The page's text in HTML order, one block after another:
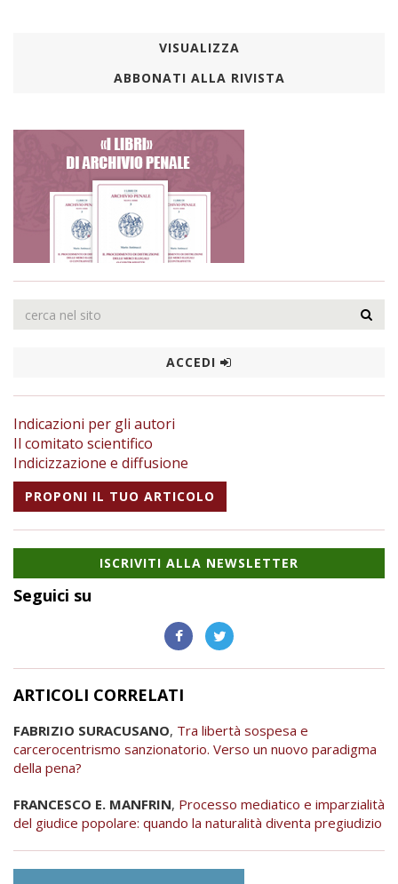
VISUALIZZA
ABBONATI ALLA RIVISTA
ACCEDI
Indicazioni per gli autori
Il comitato scientifico
Indicizzazione e diffusione
PROPONI IL TUO ARTICOLO
ISCRIVITI ALLA NEWSLETTER
Seguici su
ARTICOLI CORRELATI
FABRIZIO SURACUSANO, Tra libertà sospesa e
carcerocentrismo sanzionatorio. Verso un nuovo paradigma
della pena?
FRANCESCO E. MANFRIN, Processo mediatico e imparzialità
del giudice popolare: quando la naturalità diventa pregiudizio